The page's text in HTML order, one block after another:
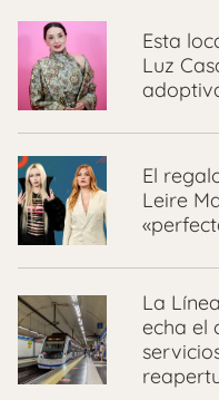
Esta
Luz
El
Leire
La
echa el